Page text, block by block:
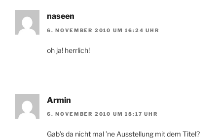
naseen
6. NOVEMBER 2010 UM 16:24 UHR
oh ja! herrlich!
Armin
6. NOVEMBER 2010 UM 18:17 UHR
Gab’s da nicht mal ’ne Ausstellung mit dem Titel?